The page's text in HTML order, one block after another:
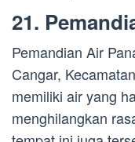
21.
Pemandian Air
Cangar,
memiliki air yang
menghilangkan